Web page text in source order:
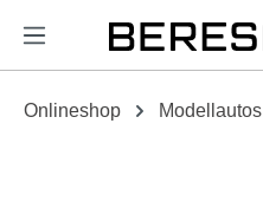
springen
Onlineshop Modellautos